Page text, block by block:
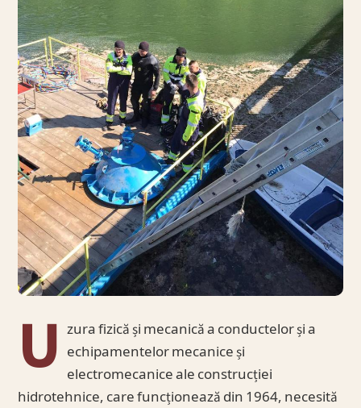
U zura fizică și mecanică a conductelor și a
echipamentelor mecanice și
electromecanice ale construcției
hidrotehnice, care funcționează din 1964, necesită